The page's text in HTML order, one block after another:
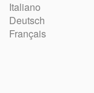
Italiano
Deutsch
Français